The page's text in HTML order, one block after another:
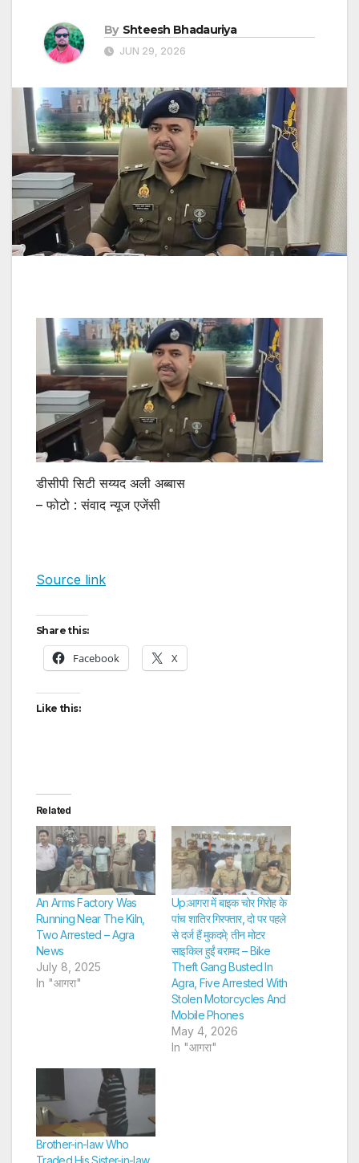
By Shteesh Bhadauriya
JUN 29, 2026
डीसीपी सिटी सय्यद अली अब्बास
– फोटो : संवाद न्यूज एजेंसी
Source link
Share this:
Facebook X
Like this:
Related
An Arms Factory Was
Running Near The Kiln,
Two Arrested – Agra
News
July 8, 2025
In "आगरा"
Up:आगरा में बाइक चोर गिरोह के
पांच शातिर गिरफ्तार, दो पर पहले
से दर्ज हैं मुकदमे; तीन मोटर
साइकिल हुईं बरामद – Bike
Theft Gang Busted In
Agra, Five Arrested With
Stolen Motorcycles And
Mobile Phones
May 4, 2026
In "आगरा"
Brother-in-law Who
Traded His Sister-in-law